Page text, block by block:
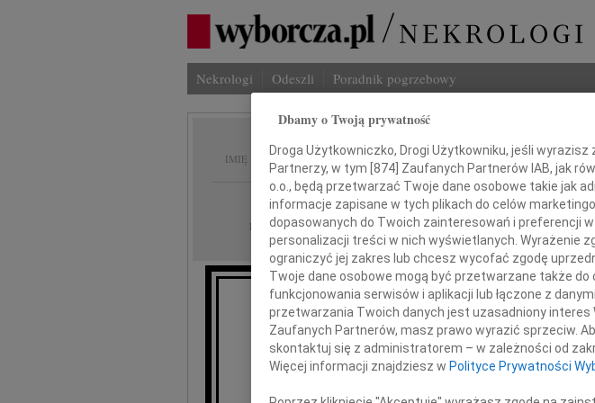
Nekrologi Odeszli Poradnik pogrzebowy
IMIĘ I NAZWISKO: Karol Drozd
REGION: Warszawa
DATA EMISJI: 17.06.2026
Z ogromnym smutkiem i niedowierzaniem
przyjęliśmy wiadomość o tragicznej śmierci
Dbamy o Twoją prywatność
Droga Użytkowniczko, Drogi Użytkowniku, jeśli
Partnerzy, w tym [874] Zaufanych Partnerów IAB, jak
o.o., będą przetwarzać Twoje dane osobowe takie jak
informacje zapisane w tych plikach do celów
dopasowanych do Twoich zainteresowań i preferencji
personalizacji treści w nich wyświetlanych. Wyrażenie
ograniczyć jej zakres lub chcesz wycofać zgodę
Twoje dane osobowe mogą być przetwarzane także
funkcjonowania serwisów i aplikacji lub łączone z
przetwarzania Twoich danych jest uzasadniony interes
Zaufanych Partnerów, masz prawo wyrazić sprzeciw.
skontaktuj się z administratorem – w zależności od
Więcej informacji znajdziesz w Polityce Prywatności